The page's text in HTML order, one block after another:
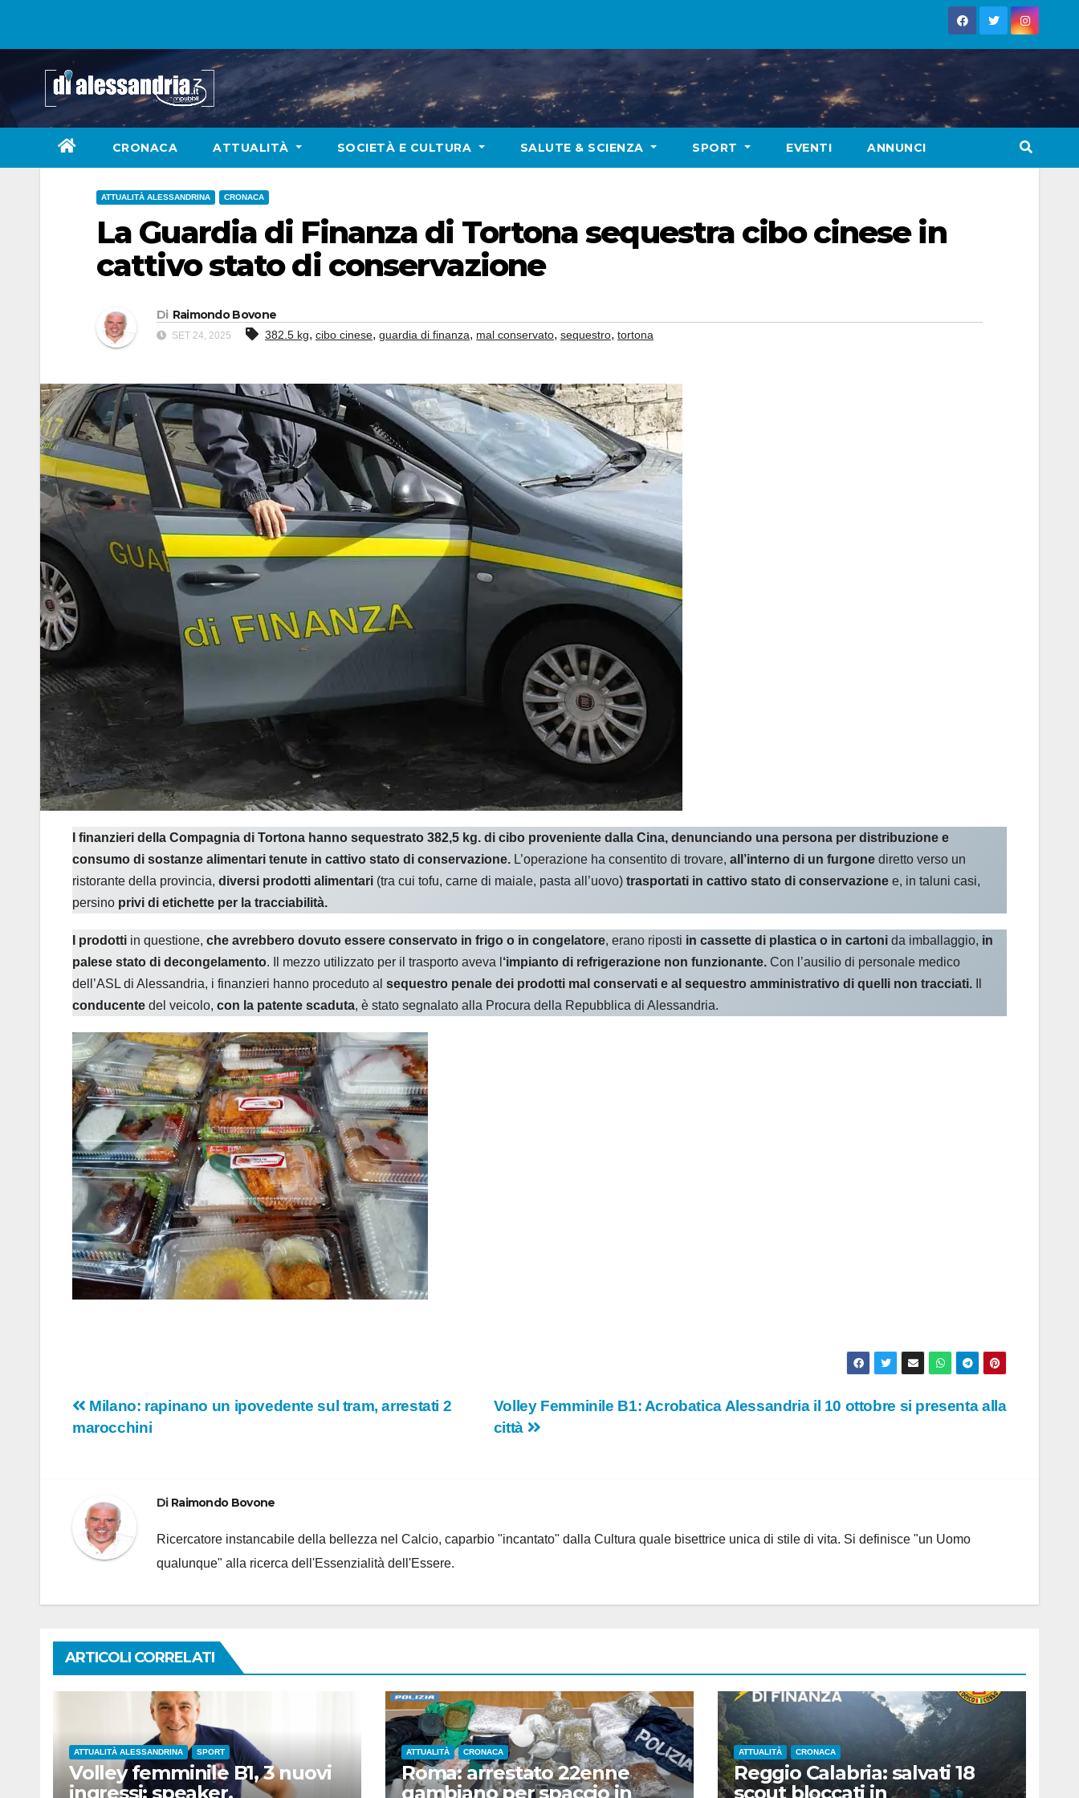
CRONACA ATTUALITÀ SOCIETÀ E CULTURA SALUTE & SCIENZA SPORT EVENTI ANNUNCI
ATTUALITÀ ALESSANDRINA CRONACA
La Guardia di Finanza di Tortona sequestra cibo cinese in
cattivo stato di conservazione
Di Raimondo Bovone
SET 24, 2025 382.5 kg, cibo cinese, guardia di finanza, mal conservato, sequestro, tortona
I finanzieri della Compagnia di Tortona hanno sequestrato 382,5 kg. di cibo proveniente dalla Cina, denunciando una persona per distribuzione e
consumo di sostanze alimentari tenute in cattivo stato di conservazione. L’operazione ha consentito di trovare, all’interno di un furgone diretto verso un
ristorante della provincia, diversi prodotti alimentari (tra cui tofu, carne di maiale, pasta all’uovo) trasportati in cattivo stato di conservazione e, in taluni casi,
persino privi di etichette per la tracciabilità.
I prodotti in questione, che avrebbero dovuto essere conservato in frigo o in congelatore, erano riposti in cassette di plastica o in cartoni da imballaggio, in
palese stato di decongelamento. Il mezzo utilizzato per il trasporto aveva l ‘impianto di refrigerazione non funzionante. Con l’ausilio di personale medico
dell’ASL di Alessandria, i finanzieri hanno proceduto al sequestro penale dei prodotti mal conservati e al sequestro amministrativo di quelli non tracciati.
conducente del veicolo, con la patente scaduta, è stato segnalato alla Procura della Repubblica di Alessandria.
Navigazione
Volley Femminile B1: Acrobatica Alessandria il 10 ottobre si presenta alla
città
Milano: rapinano un ipovedente sul tram, arrestati 2
marocchini
Di Raimondo Bovone
Ricercatore instancabile della bellezza nel Calcio, caparbio "incantato" dalla Cultura quale bisettrice unica di stile di vita. Si definisce "un Uomo
qualunque" alla ricerca dell'Essenzialità dell'Essere.
ARTICOLI CORRELATI
ATTUALITÀ ALESSANDRINA SPORT
Volley femminile B1, 3 nuovi
ingressi: speaker,
ATTUALITÀ CRONACA
Roma: arrestato 22enne
gambiano per spaccio in
ATTUALITÀ CRONACA
Reggio Calabria: salvati 18
scout bloccati in